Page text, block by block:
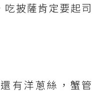
披薩肯定要起司
有洋蔥絲，蟹管